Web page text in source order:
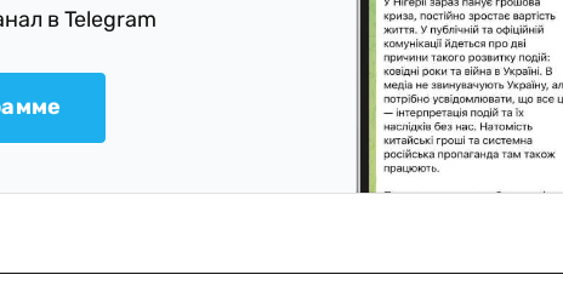
в Telegram